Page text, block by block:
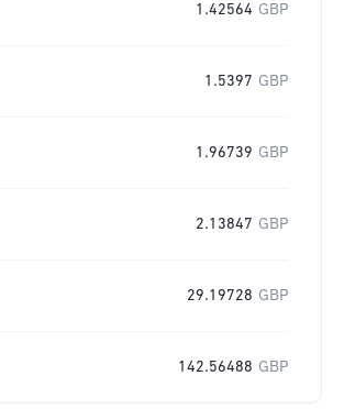
1.42564 GBP
1.5397 GBP
1.96739 GBP
2.13847 GBP
29.19728 GBP
142.56488 GBP